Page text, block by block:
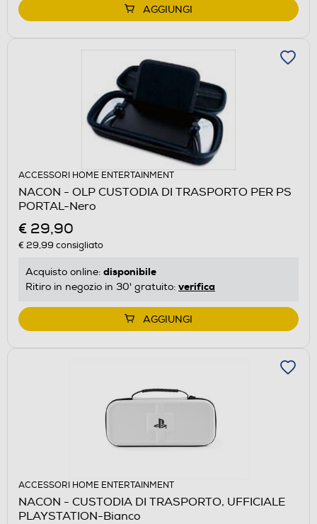
AGGIUNGI
ACCESSORI HOME ENTERTAINMENT
NACON - OLP CUSTODIA DI TRASPORTO PER PS
PORTAL-Nero
€ 29,90
€ 29,99 consigliato
Acquisto online: disponibile
Ritiro in negozio in 30' gratuito: verifica
AGGIUNGI
ACCESSORI HOME ENTERTAINMENT
NACON - CUSTODIA DI TRASPORTO, UFFICIALE
PLAYSTATION-Bianco